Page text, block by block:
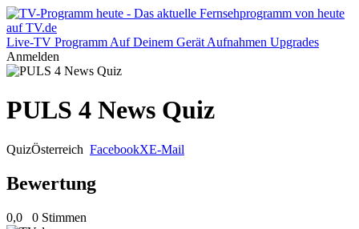
Live-TV Programm Auf Deinem Gerät Aufnahmen Upgrades
Anmelden
PULS 4 News Quiz
QuizÖsterreich FacebookXE-Mail
Bewertung
0,0 0 Stimmen